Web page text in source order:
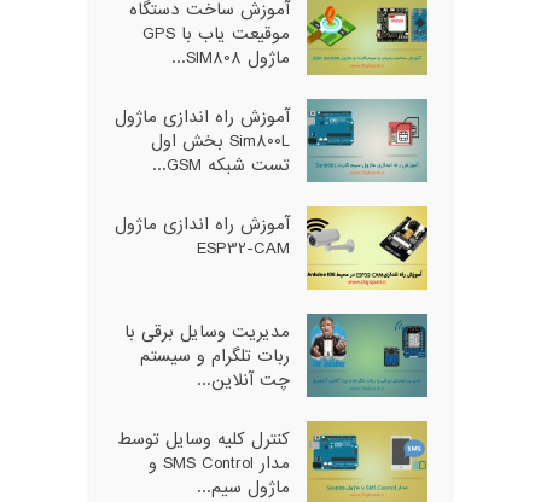
آموزش ساخت دستگاه
موقیعت یاب با GPS
ماژول SIM808...
آموزش راه اندازی ماژول
Sim800L بخش اول
تست شبکه GSM...
آموزش راه اندازی ماژول
ESP32-CAM
مدیریت وسایل برقی با
ربات تلگرام و سیستم
چت آنلاین...
کنترل کلیه وسایل توسط
مدار SMS Control و
ماژول سیم...